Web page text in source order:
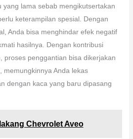
yang lama sebab mengikutsertakan
keterampilan spesial. Dengan
Anda bisa menghindar efek negatif
hasilnya. Dengan kontribusi
proses penggantian bisa dikerjakan
memungkinnya Anda lekas
dengan kaca yang baru dipasang
Chevrolet Aveo